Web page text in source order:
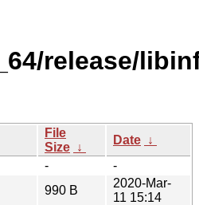
release/
File
Size ↓
Date ↓
-
-
990 B
2020-Mar-
11 15:14